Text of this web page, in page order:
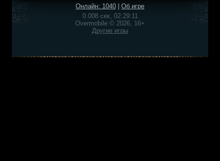
Онлайн: 1040
Об игре
0.008 сек, 02:29:11
Overmobile © 2026, 16+
Другие игры